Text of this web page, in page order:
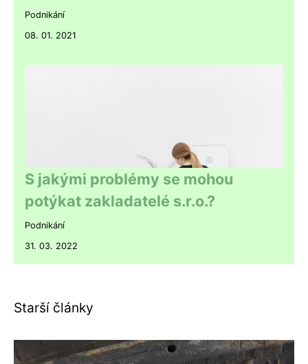
Podnikání
08. 01. 2021
S jakými problémy se mohou
potýkat zakladatelé s.r.o.?
Podnikání
31. 03. 2022
Starší články